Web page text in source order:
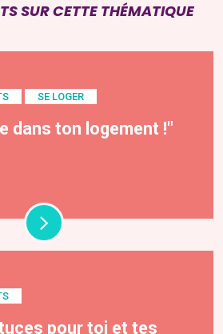
SUR CETTE THÉMATIQUE
SE LOGER
dans ton logement !"
pour toi et tes